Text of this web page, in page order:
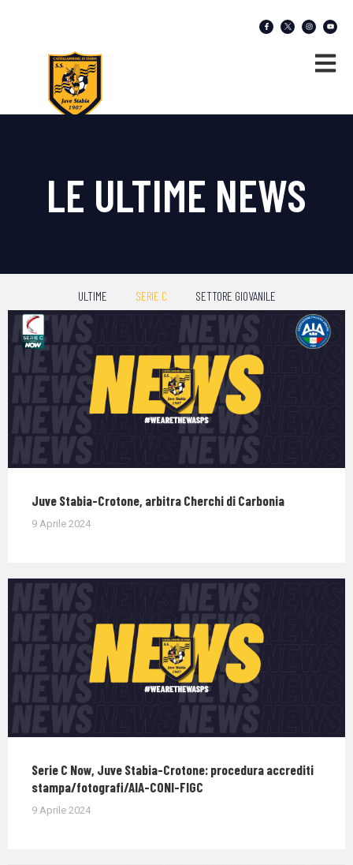
LE ULTIME NEWS
ULTIME SERIE C SETTORE GIOVANILE
Juve Stabia-Crotone, arbitra Cherchi di Carbonia
9 Aprile 2024
Serie C Now, Juve Stabia-Crotone: procedura accrediti
stampa/fotografi/AIA-CONI-FIGC
9 Aprile 2024